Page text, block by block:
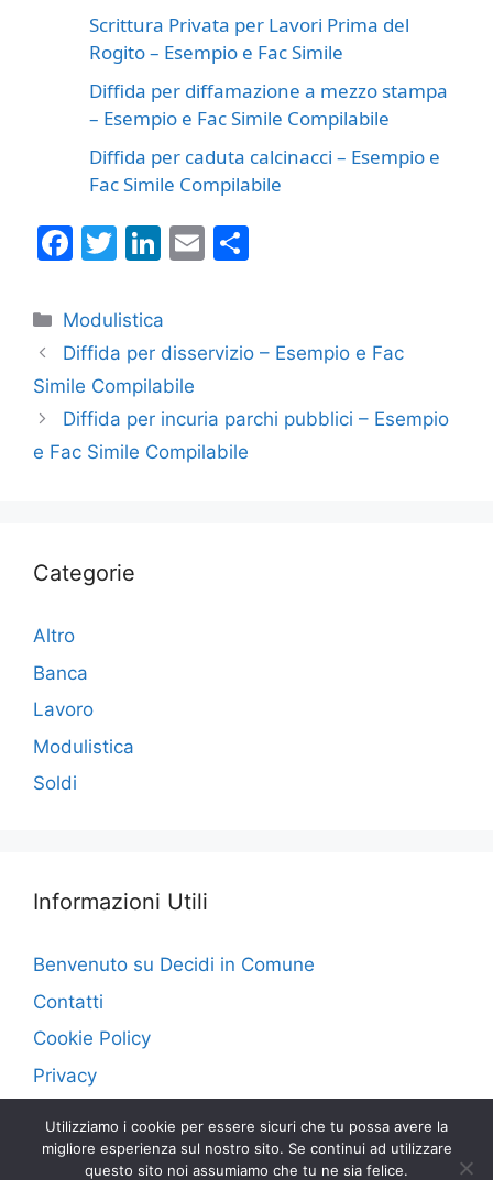
Scrittura Privata per Lavori Prima del
Rogito – Esempio e Fac Simile
Diffida per diffamazione a mezzo stampa
– Esempio e Fac Simile Compilabile
Diffida per caduta calcinacci – Esempio e
Fac Simile Compilabile
F
c
e
b
o
o
T
itt
er
Li
k
e
dI
n
E
l
di
di
Categorie
Modulistica
Diffida per disservizio – Esempio e Fac
Simile Compilabile
Diffida per incuria parchi pubblici – Esempio
e Fac Simile Compilabile
Categorie
Altro
Banca
Lavoro
Modulistica
Soldi
Informazioni Utili
Benvenuto su Decidi in Comune
Contatti
Cookie Policy
Privacy
Utilizziamo i cookie per essere sicuri che tu possa avere la
migliore esperienza sul nostro sito. Se continui ad utilizzare
questo sito noi assumiamo che tu ne sia felice.